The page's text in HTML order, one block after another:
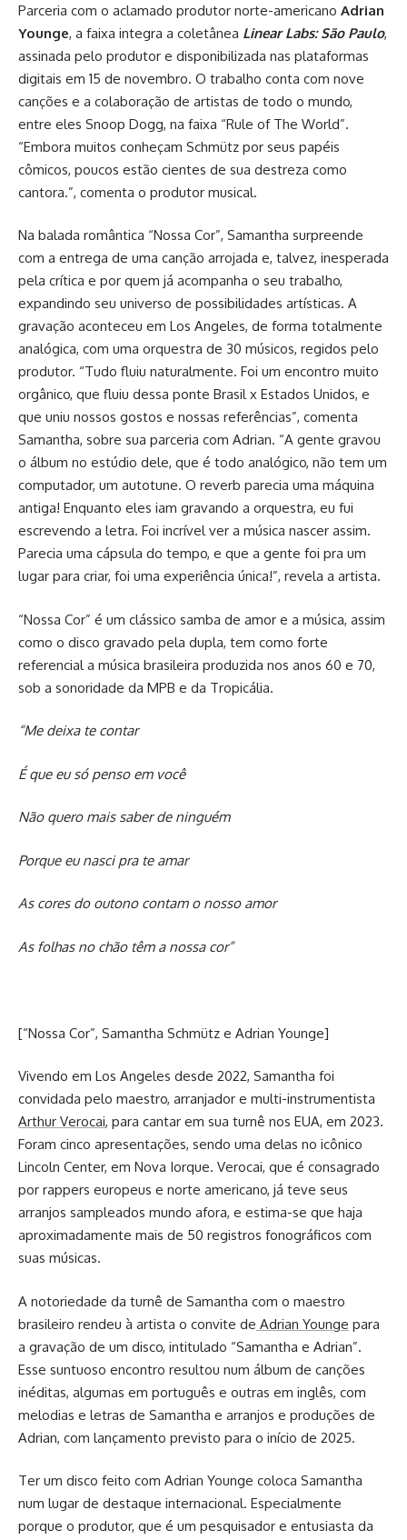
Parceria com o aclamado produtor norte-americano Adrian
Younge, a faixa integra a coletânea Linear Labs: São Paulo,
assinada pelo produtor e disponibilizada nas plataformas
digitais em 15 de novembro. O trabalho conta com nove
canções e a colaboração de artistas de todo o mundo,
entre eles Snoop Dogg, na faixa “Rule of The World”.
“Embora muitos conheçam Schmütz por seus papéis
cômicos, poucos estão cientes de sua destreza como
cantora.”, comenta o produtor musical.
Na balada romântica “Nossa Cor”, Samantha surpreende
com a entrega de uma canção arrojada e, talvez, inesperada
pela crítica e por quem já acompanha o seu trabalho,
expandindo seu universo de possibilidades artísticas. A
gravação aconteceu em Los Angeles, de forma totalmente
analógica, com uma orquestra de 30 músicos, regidos pelo
produtor. “Tudo fluiu naturalmente. Foi um encontro muito
orgânico, que fluiu dessa ponte Brasil x Estados Unidos, e
que uniu nossos gostos e nossas referências”, comenta
Samantha, sobre sua parceria com Adrian. “A gente gravou
o álbum no estúdio dele, que é todo analógico, não tem um
computador, um autotune. O reverb parecia uma máquina
antiga! Enquanto eles iam gravando a orquestra, eu fui
escrevendo a letra. Foi incrível ver a música nascer assim.
Parecia uma cápsula do tempo, e que a gente foi pra um
lugar para criar, foi uma experiência única!”, revela a artista.
“Nossa Cor” é um clássico samba de amor e a música, assim
como o disco gravado pela dupla, tem como forte
referencial a música brasileira produzida nos anos 60 e 70,
sob a sonoridade da MPB e da Tropicália.
“Me deixa te contar
É que eu só penso em você
Não quero mais saber de ninguém
Porque eu nasci pra te amar
As cores do outono contam o nosso amor
As folhas no chão têm a nossa cor”
[“Nossa Cor”, Samantha Schmütz e Adrian Younge]
Vivendo em Los Angeles desde 2022, Samantha foi
convidada pelo maestro, arranjador e multi-instrumentista
Arthur Verocai, para cantar em sua turnê nos EUA, em 2023.
Foram cinco apresentações, sendo uma delas no icônico
Lincoln Center, em Nova Iorque. Verocai, que é consagrado
por rappers europeus e norte americano, já teve seus
arranjos sampleados mundo afora, e estima-se que haja
aproximadamente mais de 50 registros fonográficos com
suas músicas.
A notoriedade da turnê de Samantha com o maestro
brasileiro rendeu à artista o convite de Adrian Younge para
a gravação de um disco, intitulado “Samantha e Adrian”.
Esse suntuoso encontro resultou num álbum de canções
inéditas, algumas em português e outras em inglês, com
melodias e letras de Samantha e arranjos e produções de
Adrian, com lançamento previsto para o início de 2025.
Ter um disco feito com Adrian Younge coloca Samantha
num lugar de destaque internacional. Especialmente
porque o produtor, que é um pesquisador e entusiasta da